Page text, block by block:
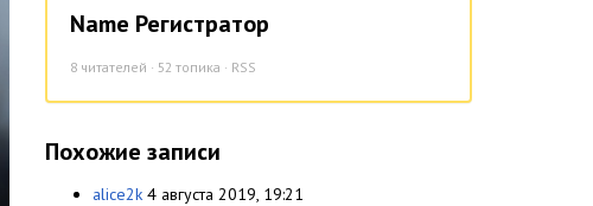
Name Регистратор
8 читателей · 52 топика · RSS
Похожие записи
alice2k 4 августа 2019, 19:21